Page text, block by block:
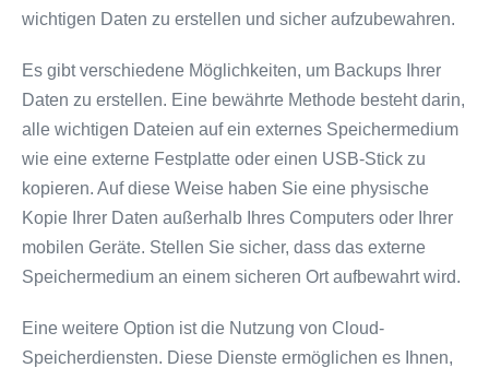
wichtigen Daten zu erstellen und sicher aufzubewahren.
Es gibt verschiedene Möglichkeiten, um Backups Ihrer
Daten zu erstellen. Eine bewährte Methode besteht darin,
alle wichtigen Dateien auf ein externes Speichermedium
wie eine externe Festplatte oder einen USB-Stick zu
kopieren. Auf diese Weise haben Sie eine physische
Kopie Ihrer Daten außerhalb Ihres Computers oder Ihrer
mobilen Geräte. Stellen Sie sicher, dass das externe
Speichermedium an einem sicheren Ort aufbewahrt wird.
Eine weitere Option ist die Nutzung von Cloud-
Speicherdiensten. Diese Dienste ermöglichen es Ihnen,